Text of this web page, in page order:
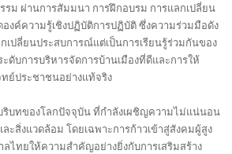
รม ผ่านการสัมมนา การฝึกอบรม การแลกเปลี่ยน
งค์ความรู้เชิงปฏิบัติการปฏิบัติ ซึ่งความร่วมมือดัง
เปลี่ยนประสบการณ์แต่เป็นการเรียนรู้ร่วมกันของ
ดับการบริหารจัดการบ้านเมืองที่ดีและการให้
ย์ประชาชนอย่างแท้จริง
ริบทของโลกปัจจุบัน ที่กำลังเผชิญความไม่แน่นอน
ะสิ่งแวดล้อม โดยเฉพาะการก้าวเข้าสู่สังคมผู้สูง
ลไทยให้ความสำคัญอย่างยิ่งกับการเสริมสร้าง